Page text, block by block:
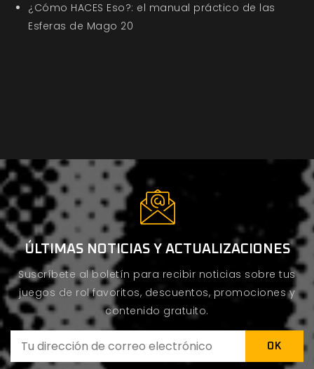
¿Cómo HACES Eso?: el manual práctico de las
Esferas de Mago 20
ÚLTIMAS NOTICIAS Y ACTUALIZACIONES
Suscríbete al boletín para recibir noticias sobre tus
juegos de rol favoritos, descuentos, promociones y
contenido gratuito.